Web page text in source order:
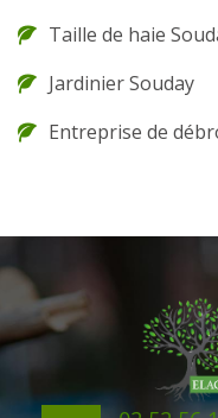
Taille de haie
Jardinier Souday
Entreprise de